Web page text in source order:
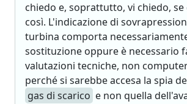
chiedo e, soprattutto, vi chiedo,
così. L'indicazione di
turbina comporta
sostituzione oppure è necessario
valutazioni tecniche, non
perché si sarebbe accesa la spia
gas di scarico e non quella